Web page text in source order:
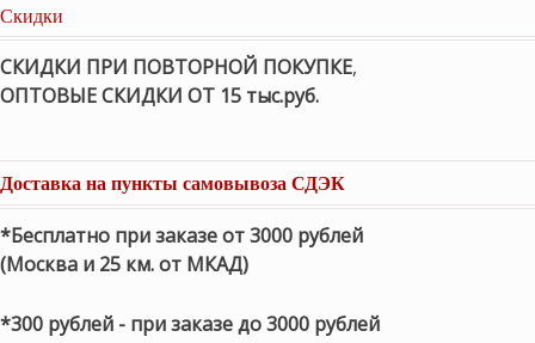
Скидки
СКИДКИ ПРИ ПОВТОРНОЙ ПОКУПКЕ,
ОПТОВЫЕ СКИДКИ ОТ 15 тыс.руб.
Доставка на пункты самовывоза СДЭК
*Бесплатно при заказе от 3000 рублей
(Москва и 25 км. от МКАД)
*300 рублей - при заказе до 3000 рублей